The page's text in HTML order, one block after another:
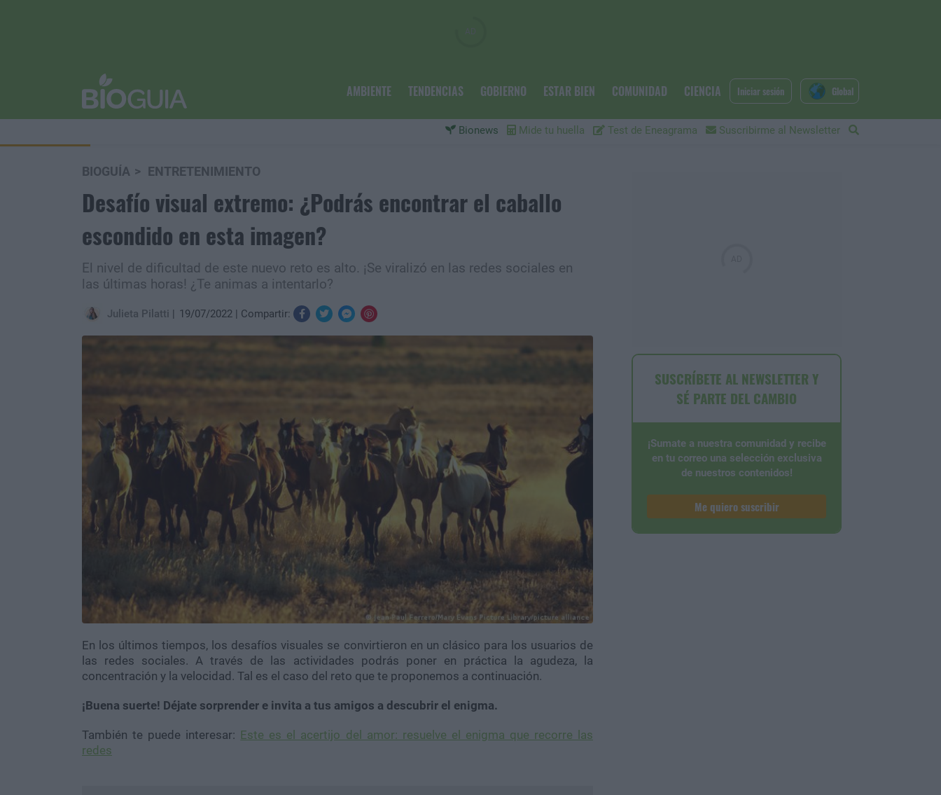
AMBIENTE TENDENCIAS GOBIERNO ESTAR BIEN COMUNIDAD CIENCIA
Bionews Mide tu huella Test de Eneagrama Suscribirme al Newsletter
Iniciar sesión Global
BIOGUÍA ENTRETENIMIENTO
Desafío visual extremo: ¿Podrás encontrar el caballo
escondido en esta imagen?
El nivel de dificultad de este nuevo reto es alto. ¡Se viralizó en las redes sociales en
las últimas horas! ¿Te animas a intentarlo?
Julieta Pilatti 19/07/2022 Compartir:
En los últimos tiempos, los desafíos visuales se convirtieron en un clásico para los usuarios de
las redes sociales. A través de las actividades podrás poner en práctica la agudeza, la
concentración y la velocidad. Tal es el caso del reto que te proponemos a continuación.
¡Buena suerte! Déjate sorprender e invita a tus amigos a descubrir el enigma.
También te puede interesar: Este es el acertijo del amor: resuelve el enigma que recorre las
redes
SUSCRÍBETE AL NEWSLETTER Y
SÉ PARTE DEL CAMBIO
¡Sumate a nuestra comunidad y recibe
en tu correo una selección exclusiva
de nuestros contenidos!
Me quiero suscribir